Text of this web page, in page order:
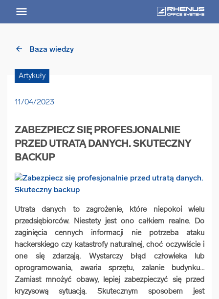
Niszczenie nośników informacji arrow_forward
Archiwizowanie dokumentów
Usługi digitalizacjyjne arrow_forward
Osuszanie dokumentów arrow_forward
Pozostałe usługi arrow_forward
arrow_back Baza wiedzy
Artykuły
11/04/2023
ZABEZPIECZ SIĘ PROFESJONALNIE
PRZED UTRATĄ DANYCH. SKUTECZNY
BACKUP
Utrata danych to zagrożenie, które niepokoi wielu
przedsiębiorców. Niestety jest ono całkiem realne. Do
zaginięcia cennych informacji nie potrzeba ataku
hackerskiego czy katastrofy naturalnej, choć oczywiście i
one się zdarzają. Wystarczy błąd człowieka lub
oprogramowania, awaria sprzętu, zalanie budynku…
Zamiast mnożyć obawy, lepiej zabezpieczyć się przed
kryzysową sytuacją. Skutecznym sposobem jest